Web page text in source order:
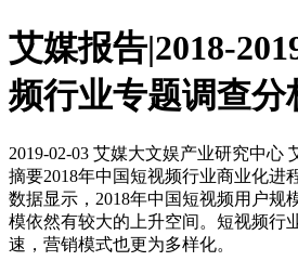
艾媒报告|2018-
频行业专题调查分
2019-02-03 艾媒大文娱产业研究中心
摘要2018年中国短视频行业商业化进
数据显示，2018年中国短视频用户规
模依然有较大的上升空间。短视频行
速，营销模式也更为多样化。